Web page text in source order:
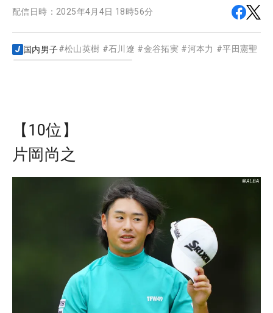
配信日時： 2025年4月4日 18時56分
国内男子#松山英樹 #石川遼 #金谷拓実 #河本力 #平田憲聖
【10位】
片岡尚之